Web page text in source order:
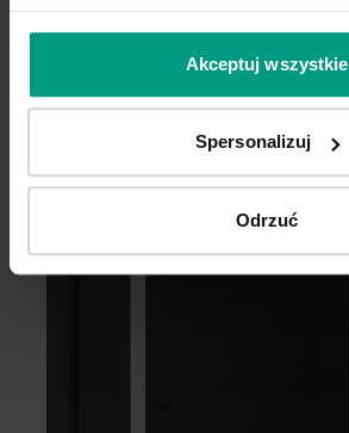
Akceptuj wszystkie
Spersonalizuj
Odrzuć